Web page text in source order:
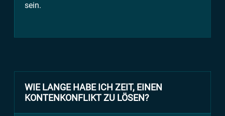
sein.
WIE LANGE HABE ICH ZEIT, EINEN
KONTENKONFLIKT ZU LÖSEN?